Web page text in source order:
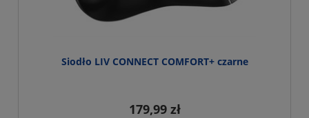
Siodło LIV CONNECT COMFORT+ czarne
179,99 zł